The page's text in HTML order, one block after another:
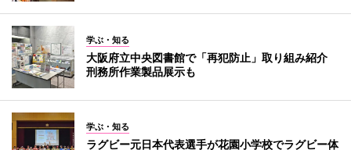
学ぶ・知る
大阪府立中央図書館で「再犯防止」取り組み紹介
刑務所作業製品展示も
学ぶ・知る
ラグビー元日本代表選手が花園小学校でラグビー体